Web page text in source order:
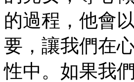
的過程，他會
要，讓我們在
性中。如果我